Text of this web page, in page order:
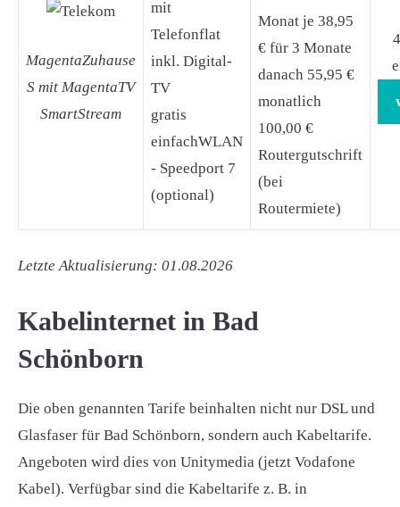
MagentaZuhause
S mit MagentaTV
SmartStream
mit
Telefonflat
inkl. Digital-
TV
gratis
einfachWLAN
- Speedport 7
(optional)
Monat je 38,95
€ für 3 Monate
danach 55,95 €
monatlich
100,00 €
Routergutschrift
(bei
Routermiete)
Letzte Aktualisierung: 01.08.2026
Kabelinternet in Bad
Schönborn
Die oben genannten Tarife beinhalten nicht nur DSL und
Glasfaser für Bad Schönborn, sondern auch Kabeltarife.
Angeboten wird dies von Unitymedia (jetzt Vodafone
Kabel). Verfügbar sind die Kabeltarife z. B. in